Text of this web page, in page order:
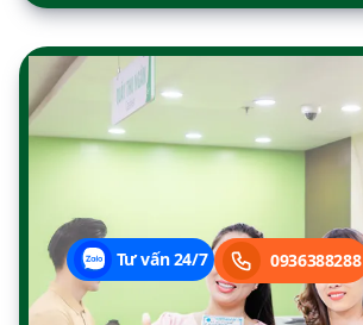
Tư vấn 24/7 0936388288